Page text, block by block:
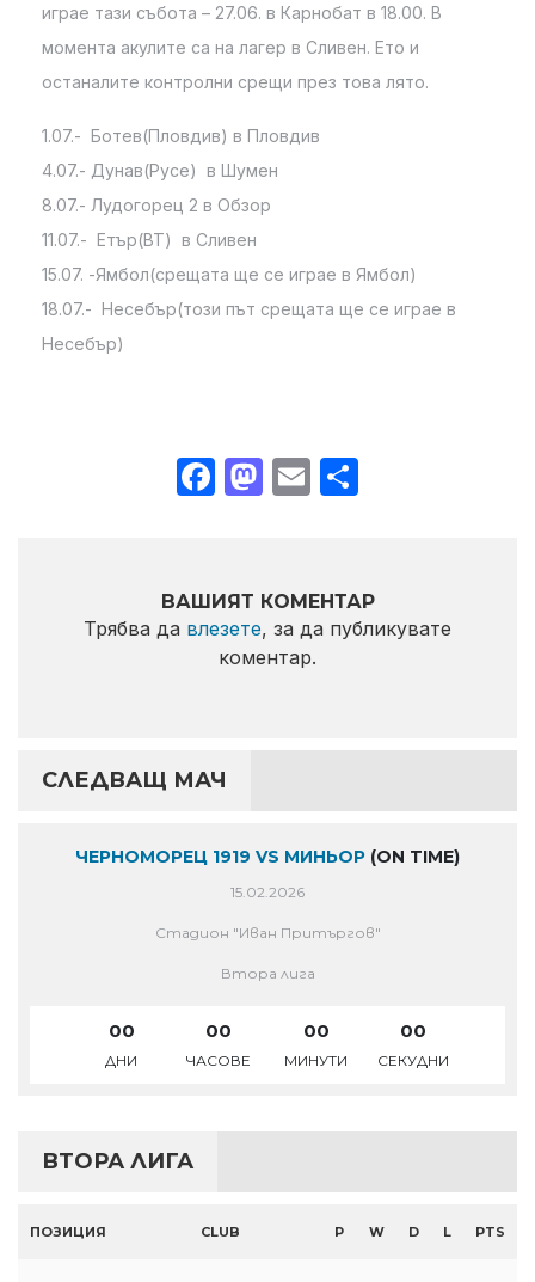
играе тази събота – 27.06. в Карнобат в 18.00. В
момента акулите са на лагер в Сливен. Ето и
останалите контролни срещи през това лято.
1.07.- Ботев(Пловдив) в Пловдив
4.07.- Дунав(Русе) в Шумен
8.07.- Лудогорец 2 в Обзор
11.07.- Етър(ВТ) в Сливен
15.07. -Ямбол(срещата ще се играе в Ямбол)
18.07.- Несебър(този път срещата ще се играе в
Несебър)
Facebook
Mastodon
Email
ВАШИЯТ КОМЕНТАР
Трябва да влезете, за да публикувате
коментар.
СЛЕДВАЩ МАЧ
ЧЕРНОМОРЕЦ 1919 VS МИНЬОР (ON TIME)
15.02.2026
Стадион "Иван Притъргов"
Втора лига
00
ДНИ
00
ЧАСОВЕ
00
МИНУТИ
00
СЕКУДНИ
ВТОРА ЛИГА
ПОЗИЦИЯ CLUB P W D L PTS